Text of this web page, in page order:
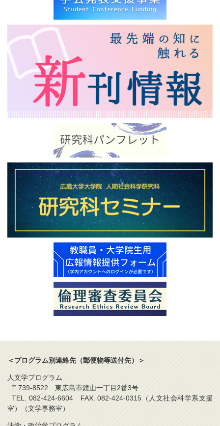
＜プログラム別連絡先（郵便物等送付先）＞
人文学プログラム
〒739-8522 東広島市鏡山一丁目2番3号
TEL. 082-424-6604 FAX. 082-424-0315（人文社会科学系支援
室）（文学事務室）